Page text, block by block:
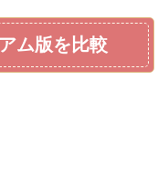
ム版を比較